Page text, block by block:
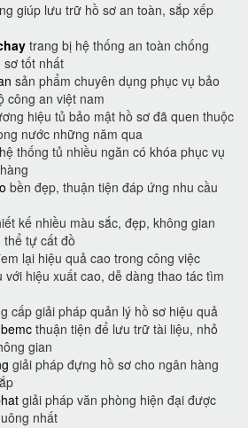
giúp lưu trữ hồ sơ an toàn, sắp xếp
trang bị hệ thống an toàn chống
sơ tốt nhất
sản phẩm chuyên dụng phục vụ bảo
công an việt nam
hiệu tủ bảo mật hồ sơ đã quen thuộc
nước những năm qua
hệ thống tủ nhiều ngăn có khóa phục vụ
bền đẹp, thuận tiện đáp ứng nhu cầu
kế nhiều màu sắc, đẹp, không gian
tự cất đồ
lại hiệu quả cao trong công việc
với hiệu xuất cao, dễ dàng thao tác tìm
cấp giải pháp quản lý hồ sơ hiệu quả
thuận tiện để lưu trữ tài liệu, nhỏ
gian
giải pháp đựng hồ sơ cho ngân hàng
giải pháp văn phòng hiện đại được
nhất